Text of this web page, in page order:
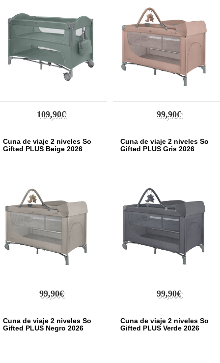
109,90€ 99,90€
Cuna de viaje 2 niveles So
Gifted PLUS Beige 2026
99,90€
Cuna de viaje 2 niveles So
Gifted PLUS Gris 2026
99,90€
Cuna de viaje 2 niveles So
Gifted PLUS Negro 2026
Cuna de viaje 2 niveles So
Gifted PLUS Verde 2026